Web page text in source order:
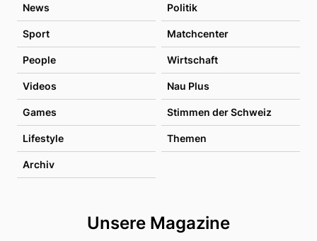
News Politik
Sport Matchcenter
People Wirtschaft
Videos Nau Plus
Games Stimmen der Schweiz
Lifestyle Themen
Archiv
Unsere Magazine